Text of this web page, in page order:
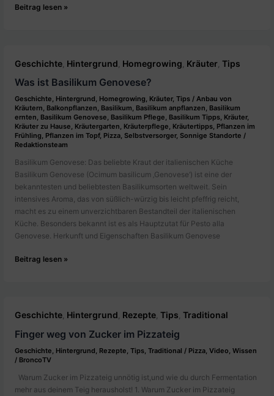
Basilikum
Beitrag lesen »
Geschichte Hintergrund Homegrowing Kräuter ,Tips
Was ist Basilikum Genovese?
Geschichte Hintergrund Homegrowing Kräuter,Tips / Anbau von
Kräutern Balkonpflanzen Basilikum Basilikum anpflanzen Basilikum
ernten Basilikum Genovese Basilikum Pflege Basilikum Tipps Kräuter,
Kräuter zu Hause Kräutergarten Kräuterpflege Kräutertipps Pflanzen im
Frühling Pflanzen im Topf, Pizza Selbstversorger, Sonnige Standorte /
Redaktionsteam
Basilikum Genovese: Das beliebte Kraut der italienischen Küche
Basilikum Genovese (Ocimum basilicum ‚Genovese‘) ist eine der
bekanntesten und beliebtesten Basilikumsorten weltweit. Sein
intensives Aroma, das von süßlich-würzig bis leicht pfeffrig reicht,
macht es zu einem unverzichtbaren Bestandteil der italienischen
Küche. Besonders bekannt ist es als Hauptzutat für Pesto alla
Genovese. Herkunft und Eigenschaften Basilikum Genovese
Was
Beitrag lesen »
Geschichte, Hintergrund, Rezepte,Tips,Traditional
Finger weg von Zucker im Pizzateig
Geschichte Hintergrund Rezepte ,Tips ,Traditional / Pizza ,Video ,Wissen
/ BroncoTV
Warum Zucker im Pizzateig unnötig ist,und wie du durch Fermentation
mehr aus deinem Teig herausholst! 1. Warum Zucker im Pizzateig